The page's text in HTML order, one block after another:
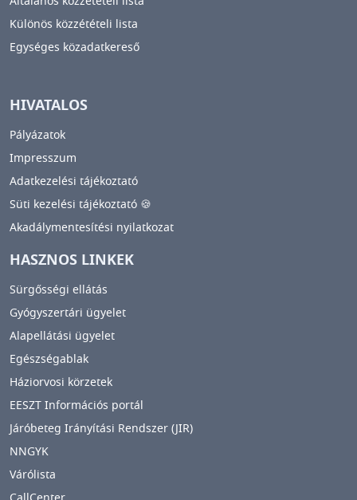
Különös közzétételi lista
Egységes közadatkereső
HIVATALOS
Pályázatok
Impresszum
Adatkezelési tájékoztató
Süti kezelési tájékoztató 🍪
Akadálymentesítési nyilatkozat
HASZNOS LINKEK
Sürgősségi ellátás
Gyógyszertári ügyelet
Alapellátási ügyelet
Egészségablak
Háziorvosi körzetek
EESZT Információs portál
Járóbeteg Irányítási Rendszer (JIR)
NNGYK
Várólista